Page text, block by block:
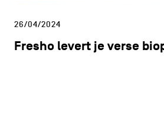
26/04/2024
Fresho levert je verse